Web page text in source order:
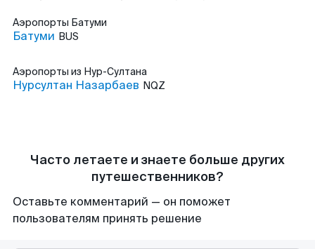
Аэропорты Батуми
Батуми BUS
Аэропорты из Нур-Султана
Нурсултан Назарбаев NQZ
Часто летаете и знаете больше других
путешественников?
Оставьте комментарий — он поможет
пользователям принять решение